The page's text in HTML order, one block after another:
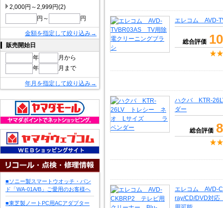
2,000円～2,999円(2)
円～
円
金額を指定して絞り込み→
販売開始日
年
月から
年
月まで
年月を指定して絞り込み→
■ソニー製スマートウオッチ・バン
ド「WA-01A/B」ご愛用のお客様へ
■東芝製ノートPC用ACアダプター
エレコム AVD-
総合評価
ハクバ KTR-
ダー
総合評価
エレコム AVD-
ray/CD/DVD対